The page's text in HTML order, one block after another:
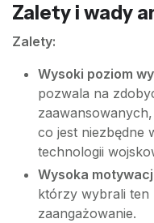
Zalety i wady
Zalety:
Wysoki poziom
pozwala na
co jest niezbędne
technologii
Wysoka
którzy wybrali ten
zaangażowanie.